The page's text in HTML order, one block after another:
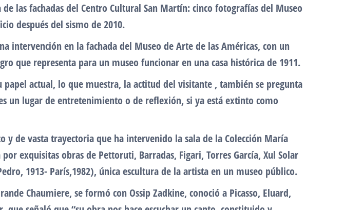
las fachadas del Centro Cultural San Martín: cinco fotografías del Museo
después del sismo de 2010.
intervención en la fachada del Museo de Arte de las Américas, con un
que representa para un museo funcionar en una casa histórica de 1911.
papel actual, lo que muestra, la actitud del visitante , también se pregunta
un lugar de entretenimiento o de reflexión, si ya está extinto como
de vasta trayectoria que ha intervenido la sala de la Colección María
exquisitas obras de Pettoruti, Barradas, Figari, Torres García, Xul Solar
1913- París,1982), única escultura de la artista en un museo público.
Chaumiere, se formó con Ossip Zadkine, conoció a Picasso, Eluard,